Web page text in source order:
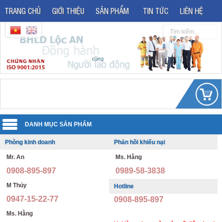
TRANG CHỦ GIỚI THIỆU SẢN PHẨM TIN TỨC LIÊN HỆ
Quần áo đồng phục
Đồng phục văn phòng
Đồng phục bảo vệ thông tư 08
Giày bảo hộ lao động
Giày bảo hộ nhập khẩu
Phòng kinh doanh
Mr. An
0908-895-897
M Thủy
0947-15-22-77
Ms. Hằng
Phản hồi khiếu nại
Ms. Hằng
0989-58-3838
Hotline
0908-895-897